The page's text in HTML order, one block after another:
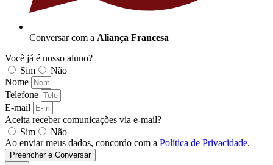
Conversar com a Aliança Francesa
Você já é nosso aluno?
Sim
Não
Nome
Telefone
E-mail
Aceita receber comunicações via e-mail?
Sim
Não
Ao enviar meus dados, concordo com a Política de Privacidade.
Preencher e Conversar